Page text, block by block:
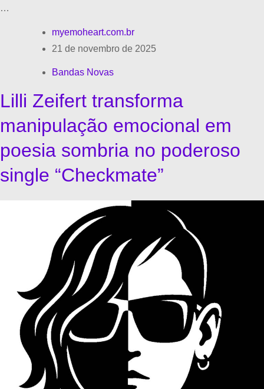
…
myemoheart.com.br
21 de novembro de 2025
Bandas Novas
Lilli Zeifert transforma
manipulação emocional em
poesia sombria no poderoso
single “Checkmate”